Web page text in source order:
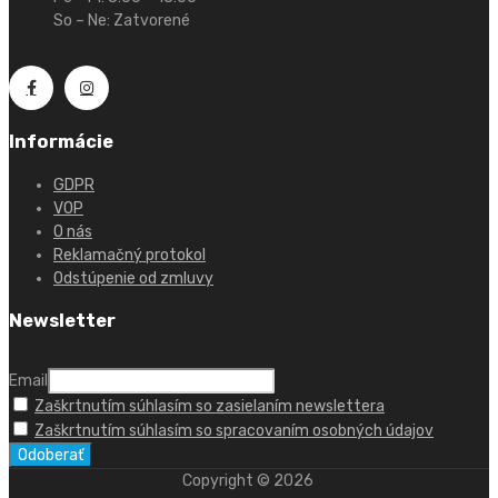
So – Ne: Zatvorené
Informácie
GDPR
VOP
O nás
Reklamačný protokol
Odstúpenie od zmluvy
Newsletter
Email
Zaškrtnutím súhlasím so zasielaním newslettera
Zaškrtnutím súhlasím so spracovaním osobných údajov
Copyright © 2026